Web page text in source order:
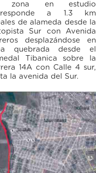
zona en estudio
a 1.3 km
de alameda desde la
Sur con Avenida
desplazándose en
quebrada desde el
Tibanica sobre la
14A con Calle 4 sur,
la avenida del Sur.